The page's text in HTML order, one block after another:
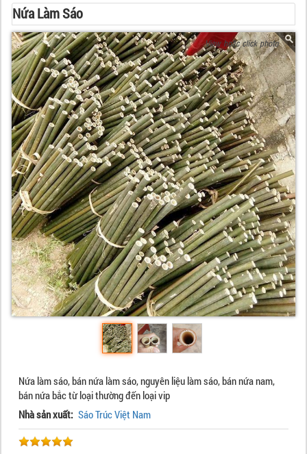
Nứa Làm Sáo
Nứa làm sáo, bán nứa làm sáo, nguyên liệu làm sáo, bán nứa nam,
bán nứa bắc từ loại thường đến loại vip
Nhà sản xuất: Sáo Trúc Việt Nam